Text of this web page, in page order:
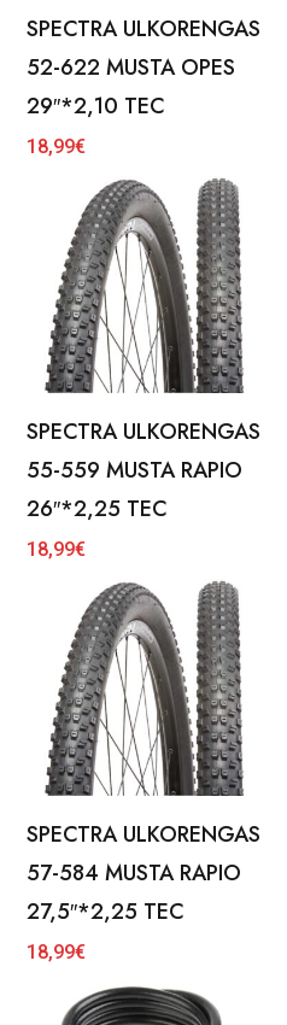
SPECTRA ULKORENGAS
52-622 MUSTA OPES
29″*2,10 TEC
18,99€
SPECTRA ULKORENGAS
55-559 MUSTA RAPIO
26″*2,25 TEC
18,99€
SPECTRA ULKORENGAS
57-584 MUSTA RAPIO
27,5″*2,25 TEC
18,99€